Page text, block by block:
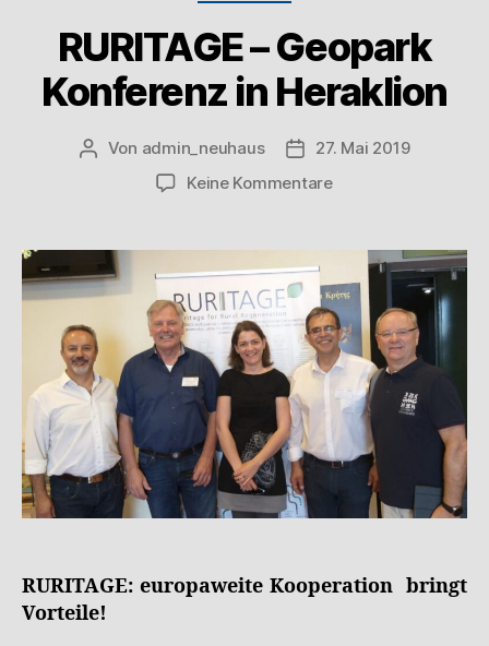
RURITAGE – Geopark
Konferenz in Heraklion
Von admin_neuhaus
27. Mai 2019
Keine Kommentare
RURITAGE: europaweite Kooperation bringt
Vorteile!